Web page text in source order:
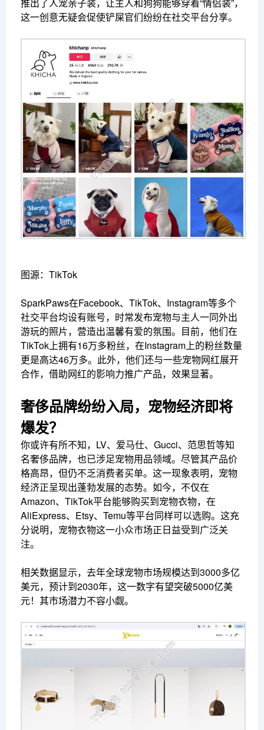
推出了人宠亲子装，让主人和狗狗能够穿着“情侣装”，
这一创意无疑会促使铲屎官们纷纷在社交平台分享。
图源：TikTok
SparkPaws在Facebook、TikTok、Instagram等多个
社交平台均设有账号，时常发布宠物与主人一同外出
游玩的照片，营造出温馨有爱的氛围。目前，他们在
TikTok上拥有16万多粉丝，在Instagram上的粉丝数量
更是高达46万多。此外，他们还与一些宠物网红展开
合作，借助网红的影响力推广产品，效果显著。
奢侈品牌纷纷入局，宠物经济即将
爆发？
你或许有所不知，LV、爱马仕、Gucci、范思哲等知
名奢侈品牌，也已涉足宠物用品领域。尽管其产品价
格高昂，但仍不乏消费者买单。这一现象表明，宠物
经济正呈现出蓬勃发展的态势。如今，不仅在
Amazon、TikTok平台能够购买到宠物衣物，在
AliExpress、Etsy、Temu等平台同样可以选购。这充
分说明，宠物衣物这一小众市场正日益受到广泛关
注。
相关数据显示，去年全球宠物市场规模达到3000多亿
美元，预计到2030年，这一数字有望突破5000亿美
元！其市场潜力不容小觑。